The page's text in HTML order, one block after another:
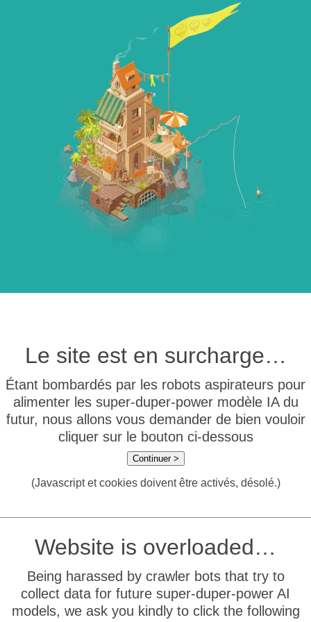
Le site est en surcharge…
Étant bombardés par les robots aspirateurs pour
alimenter les super-duper-power modèle IA du
futur, nous allons vous demander de bien vouloir
cliquer sur le bouton ci-dessous
Continuer >
(Javascript et cookies doivent être activés, désolé.)
Website is overloaded…
Being harassed by crawler bots that try to
collect data for future super-duper-power AI
models, we ask you kindly to click the following